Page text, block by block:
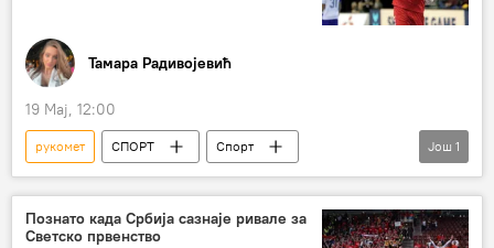
Тамара Радивојевић
19 Мај, 12:00
рукомет СПОРТ
Спорт
Остали спортови
Још 1
Познато када Србијa сазнаје ривале за
Светско првенство